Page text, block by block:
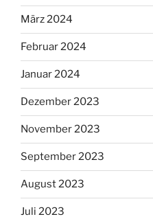
März 2024
Februar 2024
Januar 2024
Dezember 2023
November 2023
September 2023
August 2023
Juli 2023